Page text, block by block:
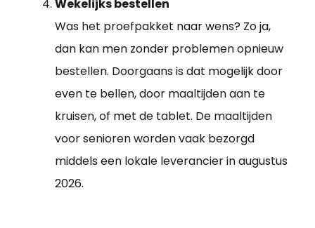
Wekelijks bestellen
Was het proefpakket naar wens? Zo ja,
dan kan men zonder problemen opnieuw
bestellen. Doorgaans is dat mogelijk door
even te bellen, door maaltijden aan te
kruisen, of met de tablet. De maaltijden
voor senioren worden vaak bezorgd
middels een lokale leverancier in augustus
2026.